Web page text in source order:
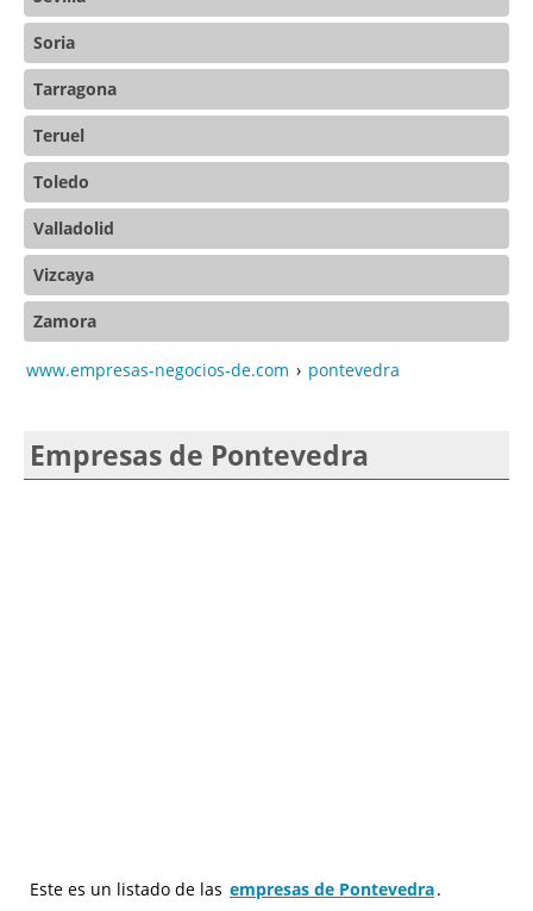
Soria
Tarragona
Teruel
Toledo
Valladolid
Vizcaya
Zamora
www.empresas-negocios-de.com › pontevedra
Empresas de Pontevedra
Este es un listado de las empresas de Pontevedra.